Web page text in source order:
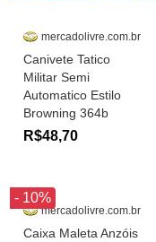
mercadolivre.com.br
Canivete Tatico
Militar Semi
Automatico Estilo
Browning 364b
R$48,70
- 10%
mercadolivre.com.br
Caixa Maleta Anzóis